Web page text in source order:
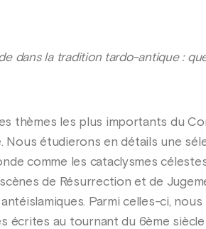
dans la tradition tardo-antique :
thèmes les plus importants du
Nous étudierons en détails une
comme les cataclysmes
de Résurrection et de
Parmi celles-ci,
au tournant du 6ème siècle